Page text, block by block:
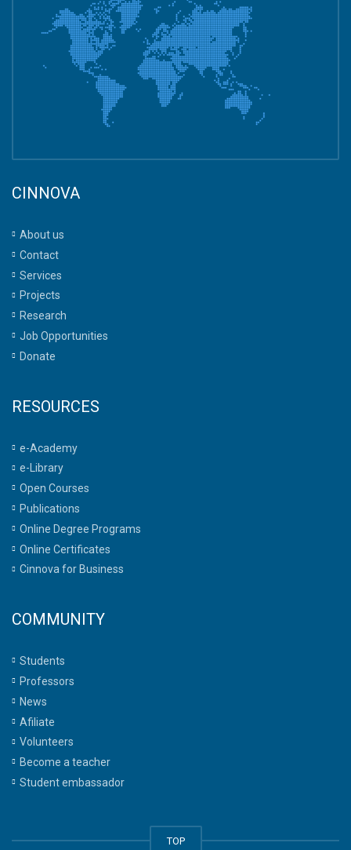
CINNOVA
About us
Contact
Services
Projects
Research
Job Opportunities
Donate
RESOURCES
e-Academy
e-Library
Open Courses
Publications
Online Degree Programs
Online Certificates
Cinnova for Business
COMMUNITY
Students
Professors
News
Afiliate
Volunteers
Become a teacher
Student embassador
TOP